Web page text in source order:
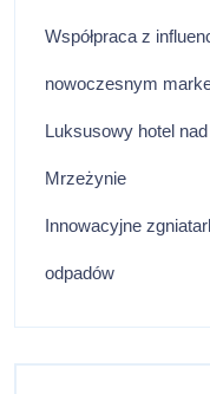
Współpraca z
nowoczesnym
Luksusowy hotel
Mrzeżynie
Innowacyjne
odpadów